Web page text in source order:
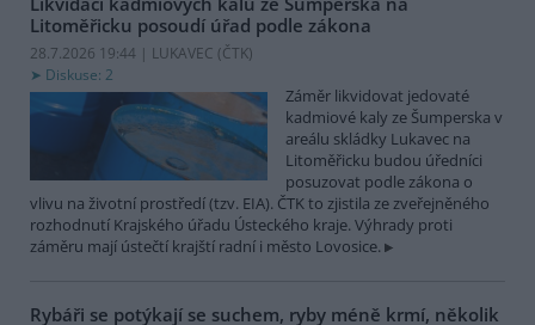
Litoměřicku posoudí úřad podle zákona
28.7.2026 19:44 | LUKAVEC (ČTK)
Diskuse: 2
Záměr likvidovat jedovaté
kadmiové kaly ze Šumperska v
areálu skládky Lukavec na
Litoměřicku budou úředníci
posuzovat podle zákona o
vlivu na životní prostředí (tzv. EIA). ČTK to zjistila ze zveřejněného
rozhodnutí Krajského úřadu Ústeckého kraje. Výhrady proti
záměru mají ústečtí krajští radní i město Lovosice.
Rybáři se potýkají se suchem, ryby méně krmí, několik